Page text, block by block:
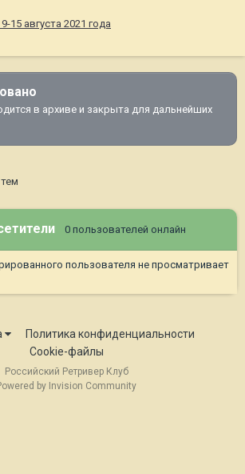
15 августа 2021 года
в архиве и закрыта для дальнейших
0 пользователей онлайн
пользователя не просматривает
Политика конфиденциальности
Cookie-файлы
Российский Ретривер Клуб
by Invision Community